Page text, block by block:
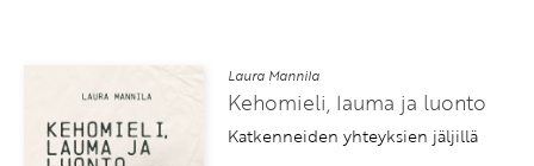
Laura Mannila
Kehomieli, lauma ja luonto
Katkenneiden yhteyksien jäljillä